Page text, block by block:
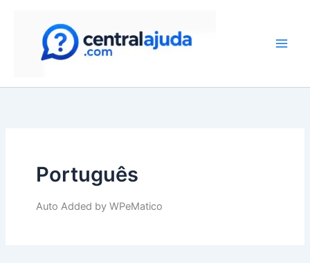
Português
Auto Added by WPeMatico